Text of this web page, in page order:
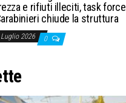
e rifiuti illeciti, task force
chiude la struttura
Luglio 2026 0